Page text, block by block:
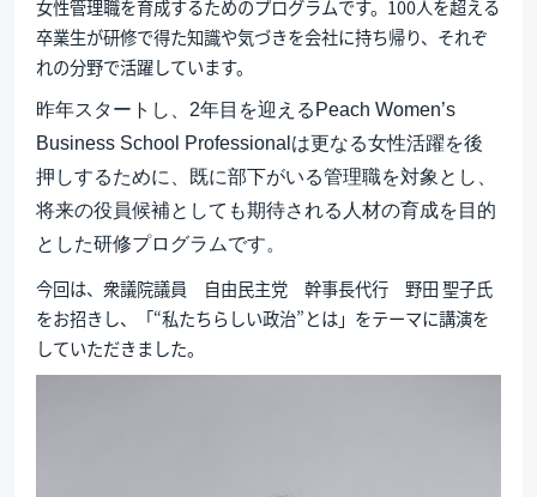
女性管理職を育成するためのプログラムです。100人を超える
卒業生が研修で得た知識や気づきを会社に持ち帰り、それぞ
れの分野で活躍しています。
昨年スタートし、2年目を迎えるPeach Women’s
Business School Professionalは更なる女性活躍を後
押しするために、既に部下がいる管理職を対象とし、
将来の役員候補としても期待される人材の育成を目的
とした研修プログラムです。
今回は、衆議院議員 自由民主党 幹事長代行 野田 聖子氏
をお招きし、「“私たちらしい政治”とは」をテーマに講演を
していただきました。